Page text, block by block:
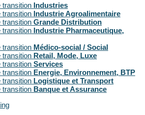
transition Industries
transition Industrie Agroalimentaire
transition Grande Distribution
transition Industrie Pharmaceutique,
transition Médico-social / Social
transition Retail, Mode, Luxe
transition Services
transition Energie, Environnement, BTP
transition Logistique et Transport
transition Banque et Assurance